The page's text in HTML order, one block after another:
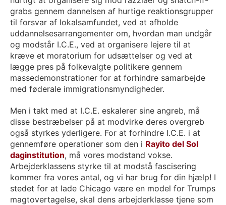
grabs gennem dannelsen af hurtige reaktionsgrupper
til forsvar af lokalsamfundet, ved at afholde
uddannelsesarrangementer om, hvordan man undgår
og modstår I.C.E., ved at organisere lejere til at
kræve et moratorium for udsættelser og ved at
lægge pres på folkevalgte politikere gennem
massedemonstrationer for at forhindre samarbejde
med føderale immigrationsmyndigheder.
Men i takt med at I.C.E. eskalerer sine angreb, må
disse bestræbelser på at modvirke deres overgreb
også styrkes yderligere. For at forhindre I.C.E. i at
gennemføre operationer som den i Rayito del Sol
daginstitution, må vores modstand vokse.
Arbejderklassens styrke til at modstå fascisering
kommer fra vores antal, og vi har brug for din hjælp! I
stedet for at lade Chicago være en model for Trumps
magtovertagelse, skal dens arbejderklasse tjene som